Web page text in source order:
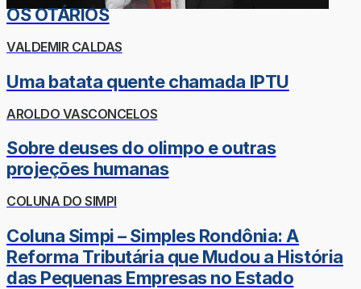
OS OTÁRIOS
VALDEMIR CALDAS
Uma batata quente chamada IPTU
AROLDO VASCONCELOS
Sobre deuses do olimpo e outras
projeções humanas
COLUNA DO SIMPI
Coluna Simpi – Simples Rondônia: A
Reforma Tributária que Mudou a História
das Pequenas Empresas no Estado